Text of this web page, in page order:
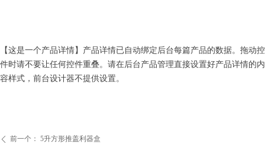
ꄴ 前一个： 5升方形推盖利器盒
【这是一个产品详情】产品详情已自动绑定后台每篇产品的数据。拖动控
件时请不要让任何控件重叠。请在后台产品管理直接设置好产品详情的内
容样式，前台设计器不提供设置。